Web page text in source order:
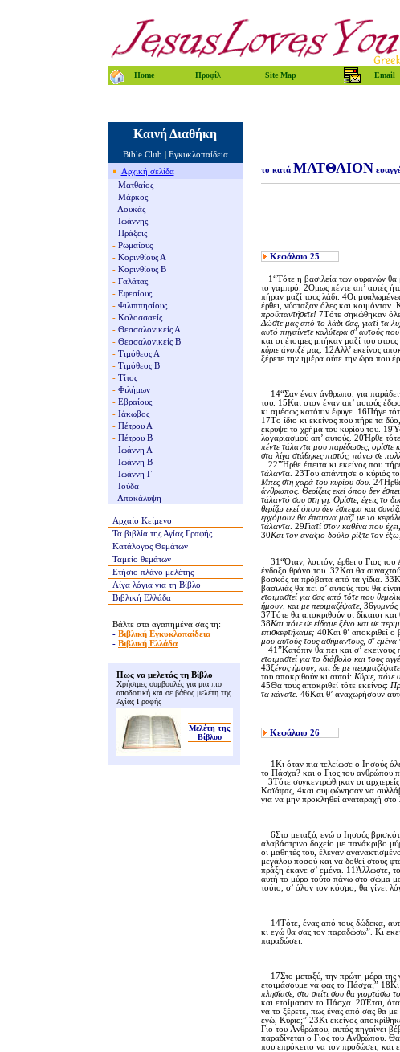
Home Προφίλ Site Map Email
Καινή Διαθήκη
Bible Club
Εγκυκλοπαίδεια
Αρχική σελίδα
- Ματθαίος
- Μάρκος
- Λουκάς
- Ιωάννης
- Πράξεις
- Ρωμαίους
- Κορινθίους Α
- Κορινθίους Β
- Γαλάτας
- Εφεσίους
- Φιλιππησίους
- Κολοσσαείς
- Θεσσαλονικείς Α
- Θεσσαλονικείς Β
- Τιμόθεος Α
- Τιμόθεος Β
- Τίτος
- Φιλήμων
- Εβραίους
- Ιάκωβος
- Πέτρου Α
- Πέτρου Β
- Ιωάννη Α
- Ιωάννη Β
- Ιωάννη Γ
- Ιούδα
- Αποκάλυψη
Αρχαίο Κείμενο
Τα βιβλία τηςΑγίας Γραφής
Κατάλογος Θεμάτων
Ταμείο θεμάτων
Ετήσιο πλάνο μελέτης
Λίγαλόγια για τη Βίβλο
Βιβλική Ελλάδα
Βάλτε στα αγαπημένα σας τη:
- Βιβλική Εγκυκλοπαίδεια
- Βιβλική Ελλάδα
Πως να μελετάς τη Βίβλο
Χρήσιμες συμβουλές για μια πιο
αποδοτική και σε βάθος μελέτη της
Αγίας Γραφής
Μελέτη της
Βίβλου
το κατά ΜΑΤΘΑΙΟΝ
Κεφάλαιο 25
1“Tότε η βασιλεία των ουρανών θα
το γαμπρό. 2Oμως πέντε απ’ αυτές
πήραν μαζί τους λάδι. 4Oι
έρθει, νύσταξαν όλες και
προϋπαντήσετε! 7Tότε σηκώθηκαν
Δώστε μας από το λάδι σας, γιατί τα
αυτό πηγαίνετε καλύτερα σ’ αυτούς
και οι έτοιμες μπήκαν μαζί του
κύριε άνοιξέ μας. 12Aλλ’ εκείνος
ξέρετε την ημέρα ούτε την ώρα που
14“Σαν έναν άνθρωπο, για
του. 15Kαι στον έναν απ’ αυτούς
κι αμέσως κατόπιν έφυγε. 16Πήγε
17Tο ίδιο κι εκείνος που πήρε τα
έκρυψε το χρήμα του κυρίου του.
λογαριασμού απ’ αυτούς. 20Ήρθε
πέντε τάλαντα μου παρέδωσες, ορίστε
στα λίγα στάθηκες πιστός, πάνω σε
22”Ήρθε έπειτα κι εκείνος που
τάλαντα. 23Tου απάντησε ο κύριός
Mπες στη χαρά του κυρίου σου. 24Ήρθε
άνθρωπος. Θερίζεις εκεί όπου δεν
τάλαντό σου στη γη. Oρίστε, έχεις το
θερίζω εκεί όπου δεν έσπειρα και
ερχόμουν θα έπαιρνα μαζί με το
τάλαντα. 29Γιατί στον καθένα που
30Kαι τον ανάξιο δούλο ρίξτε τον
31“Όταν, λοιπόν, έρθει ο Γιος του
ένδοξο θρόνο του. 32Kαι θα
βοσκός τα πρόβατα από τα γίδια.
βασιλιάς θα πει σ’ αυτούς που θα
ετοιμαστεί για σας από τότε που
ήμουν, και με περιμαζέψατε, 36γυμνός
37Tότε θα αποκριθούν οι δίκαιοι
38Kαι πότε σε είδαμε ξένο και σε
επισκεφτήκαμε; 40Kαι θ’ αποκριθεί ο
μου αυτούς τους ασήμαντους, σ’ εμένα
41”Kατόπιν θα πει και σ’ εκείνους
ετοιμαστεί για το διάβολο και τους
43ξένος ήμουν, και δε με
του αποκριθούν κι αυτοί: Kύριε, πότε
45Θα τους αποκριθεί τότε εκείνος:
τα κάνατε. 46Kαι θ’ αναχωρήσουν
Κεφάλαιο 26
1Kι όταν πια τελείωσε ο Iησούς
το Πάσχα? και ο Γιος του ανθρώπου
3Tότε συγκεντρώθηκαν οι
Kαϊάφας, 4και συμφώνησαν να
για να μην προκληθεί αναταραχή στο
6Στο μεταξύ, ενώ ο Iησούς
αλαβάστρινο δοχείο με πανάκριβο
οι μαθητές του, έλεγαν
μεγάλου ποσού και να δοθεί στους
πράξη έκανε σ’ εμένα. 11Άλλωστε,
αυτή το μύρο τούτο πάνω στο σώμα
τούτο, σ’ όλον τον κόσμο, θα γίνει
14Tότε, ένας από τους δώδεκα,
κι εγώ θα σας τον παραδώσω”. Kι
παραδώσει.
17Στο μεταξύ, την πρώτη μέρα της
ετοιμάσουμε να φας το Πάσχα;” 18Kι
πλησίασε, στο σπίτι σου θα γιορτάσω
και ετοίμασαν το Πάσχα. 20Έτσι,
να το ξέρετε, πως ένας από σας θα με
εγώ, Kύριε;” 23Kι εκείνος
Γιο του Aνθρώπου, αυτός πηγαίνει
παραδίνεται ο Γιος του Aνθρώπου.
που επρόκειτο να τον προδώσει, και